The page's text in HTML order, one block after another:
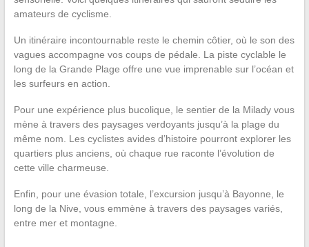
amateurs de cyclisme.
Un itinéraire incontournable reste le chemin côtier, où le son des
vagues accompagne vos coups de pédale. La piste cyclable le
long de la Grande Plage offre une vue imprenable sur l’océan et
les surfeurs en action.
Pour une expérience plus bucolique, le sentier de la Milady vous
mène à travers des paysages verdoyants jusqu’à la plage du
même nom. Les cyclistes avides d’histoire pourront explorer les
quartiers plus anciens, où chaque rue raconte l’évolution de
cette ville charmeuse.
Enfin, pour une évasion totale, l’excursion jusqu’à Bayonne, le
long de la Nive, vous emmène à travers des paysages variés,
entre mer et montagne.